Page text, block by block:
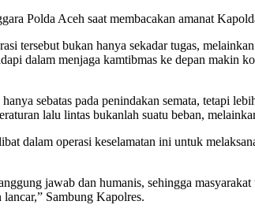
Polda Aceh saat membacakan amanat
tersebut bukan hanya sekadar tugas,
dalam menjaga kamtibmas ke depan makin
sebatas pada penindakan semata, tetapi
lalu lintas bukanlah suatu beban,
dalam operasi keselamatan ini untuk
jawab dan humanis, sehingga
Sambung Kapolres.